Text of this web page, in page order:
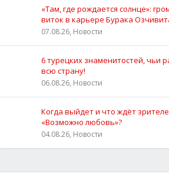
«Там, где рождается солнце»:
виток в карьере Бурака
07.08.26, Новости
6 турецких знаменитостей, чьи
всю страну!
06.08.26, Новости
Когда выйдет и что ждёт
«Возможно любовь»?
04.08.26, Новости